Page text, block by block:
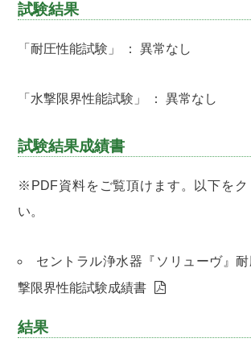
試験結果
「耐圧性能試験」 ： 異常なし
「水撃限界性能試験」 ： 異常なし
試験結果成績書
※PDF資料をご覧頂けます。以下をク
い。
セントラル浄水器『ソリューヴ』
撃限界性能試験成績書
結果